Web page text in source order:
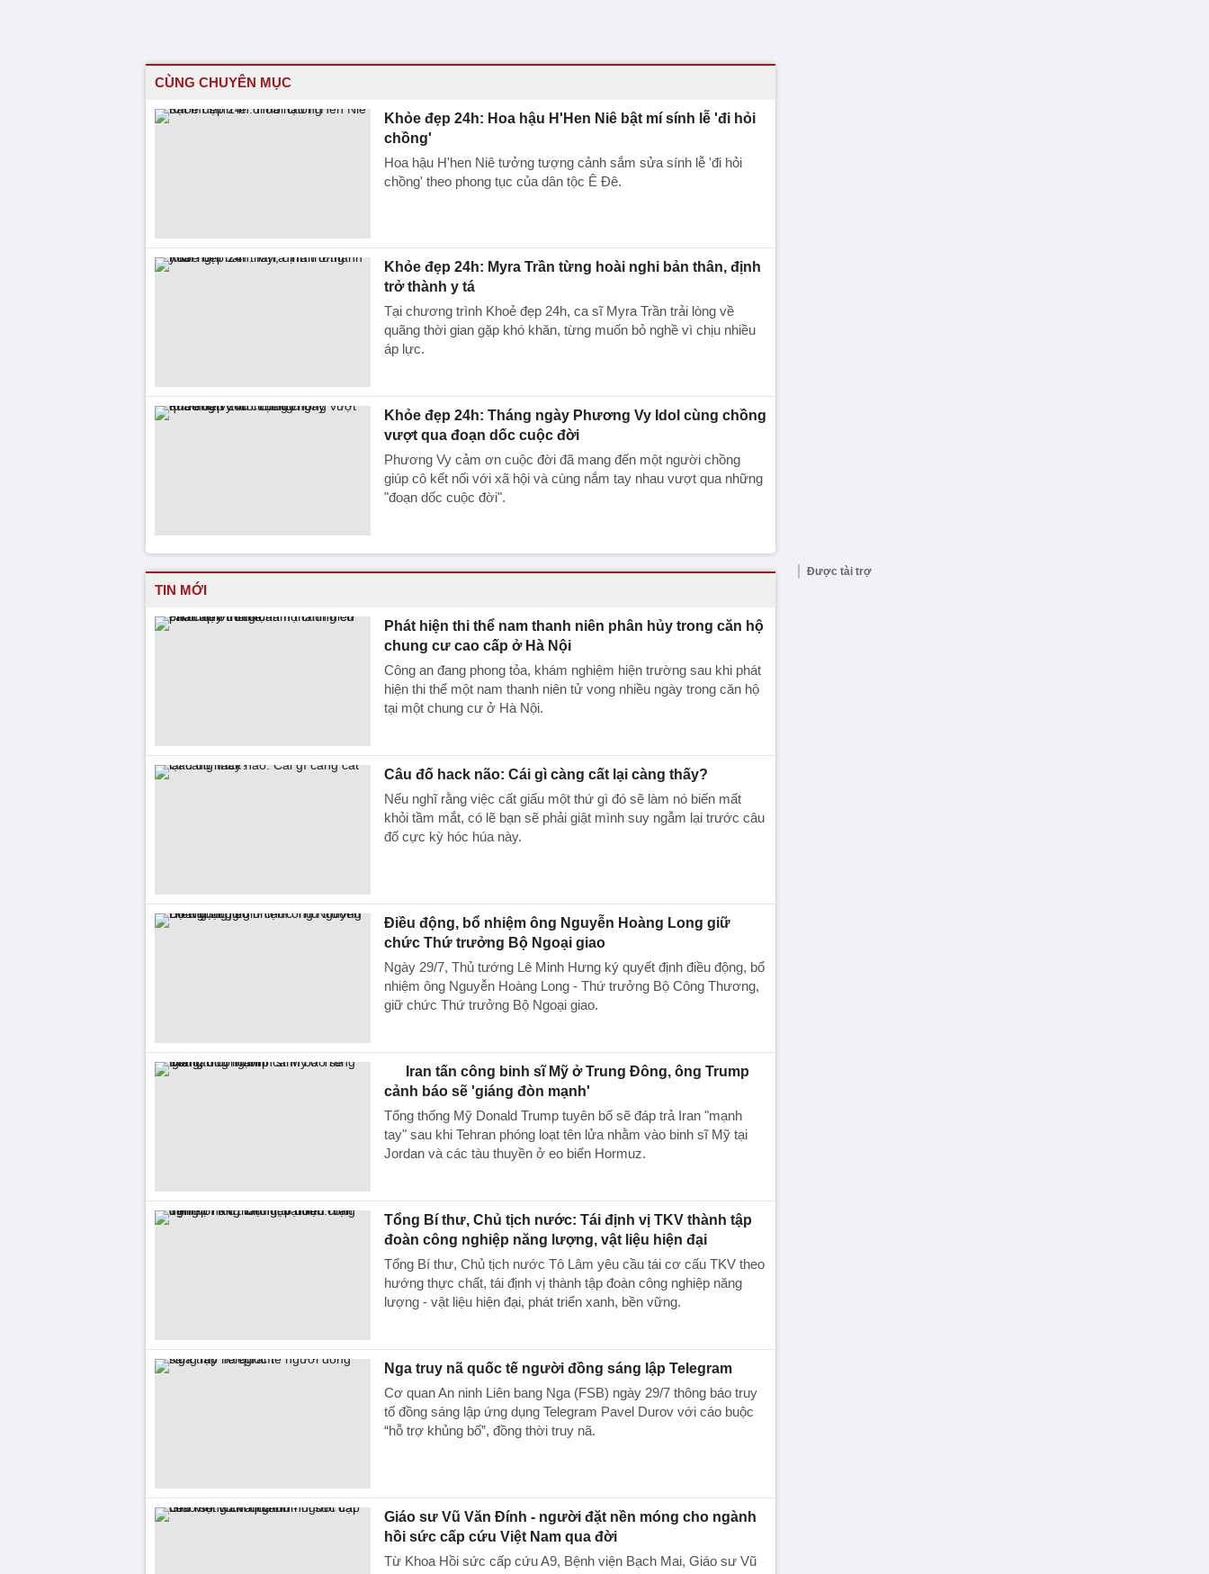
CÙNG CHUYÊN MỤC
Khỏe đẹp 24h: Hoa hậu H'Hen Niê bật mí sính lễ 'đi hỏi
chồng'
Hoa hậu H'hen Niê tưởng tượng cảnh sắm sửa sính lễ 'đi hỏi
chồng' theo phong tục của dân tộc Ê Đê.
Khỏe đẹp 24h: Myra Trần từng hoài nghi bản thân, định
trở thành y tá
Tại chương trình Khoẻ đẹp 24h, ca sĩ Myra Trần trải lòng về
quãng thời gian gặp khó khăn, từng muốn bỏ nghề vì chịu nhiều
áp lực.
Khỏe đẹp 24h: Tháng ngày Phương Vy Idol cùng chồng
vượt qua đoạn dốc cuộc đời
Phương Vy cảm ơn cuộc đời đã mang đến một người chồng
giúp cô kết nối với xã hội và cùng nắm tay nhau vượt qua những
"đoạn dốc cuộc đời".
TIN MỚI
Phát hiện thi thể nam thanh niên phân hủy trong căn hộ
chung cư cao cấp ở Hà Nội
Công an đang phong tỏa, khám nghiệm hiện trường sau khi phát
hiện thi thể một nam thanh niên tử vong nhiều ngày trong căn hộ
tại một chung cư ở Hà Nội.
Câu đố hack não: Cái gì càng cất lại càng thấy?
Nếu nghĩ rằng việc cất giấu một thứ gì đó sẽ làm nó biến mất
khỏi tầm mắt, có lẽ bạn sẽ phải giật mình suy ngẫm lại trước câu
đố cực kỳ hóc húa này.
Điều động, bổ nhiệm ông Nguyễn Hoàng Long giữ
chức Thứ trưởng Bộ Ngoại giao
Ngày 29/7, Thủ tướng Lê Minh Hưng ký quyết định điều động, bổ
nhiệm ông Nguyễn Hoàng Long - Thứ trưởng Bộ Công Thương,
giữ chức Thứ trưởng Bộ Ngoại giao.
Iran tấn công binh sĩ Mỹ ở Trung Đông, ông Trump
cảnh báo sẽ 'giáng đòn mạnh'
Tổng thống Mỹ Donald Trump tuyên bố sẽ đáp trả Iran "mạnh
tay" sau khi Tehran phóng loạt tên lửa nhằm vào binh sĩ Mỹ tại
Jordan và các tàu thuyền ở eo biển Hormuz.
Tổng Bí thư, Chủ tịch nước: Tái định vị TKV thành tập
đoàn công nghiệp năng lượng, vật liệu hiện đại
Tổng Bí thư, Chủ tịch nước Tô Lâm yêu cầu tái cơ cấu TKV theo
hướng thực chất, tái định vị thành tập đoàn công nghiệp năng
lượng - vật liệu hiện đại, phát triển xanh, bền vững.
Nga truy nã quốc tế người đồng sáng lập Telegram
Cơ quan An ninh Liên bang Nga (FSB) ngày 29/7 thông báo truy
tố đồng sáng lập ứng dụng Telegram Pavel Durov với cáo buộc
“hỗ trợ khủng bố”, đồng thời truy nã.
Giáo sư Vũ Văn Đính - người đặt nền móng cho ngành
hồi sức cấp cứu Việt Nam qua đời
Từ Khoa Hồi sức cấp cứu A9, Bệnh viện Bạch Mai, Giáo sư Vũ
Được tài trợ